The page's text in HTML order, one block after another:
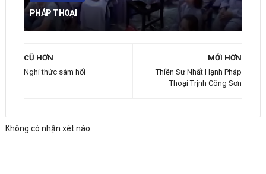
PHÁP THOẠI
MỚI HƠN
Thiền Sư Nhất Hạnh Pháp
Thoại Trịnh Công Sơn
CŨ HƠN
Nghi thức sám hối
Không có nhận xét nào